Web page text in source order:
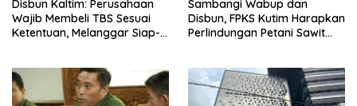
Disbun Kaltim: Perusahaan
Wajib Membeli TBS Sesuai
Ketentuan, Melanggar Siap-
Sambangi Wabup dan
Disbun, FPKS Kutim Harapkan
Perlindungan Petani Sawit